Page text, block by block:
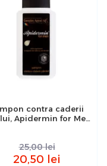
contra caderii
Apidermin for Men,
25,00 lei
20,50 lei